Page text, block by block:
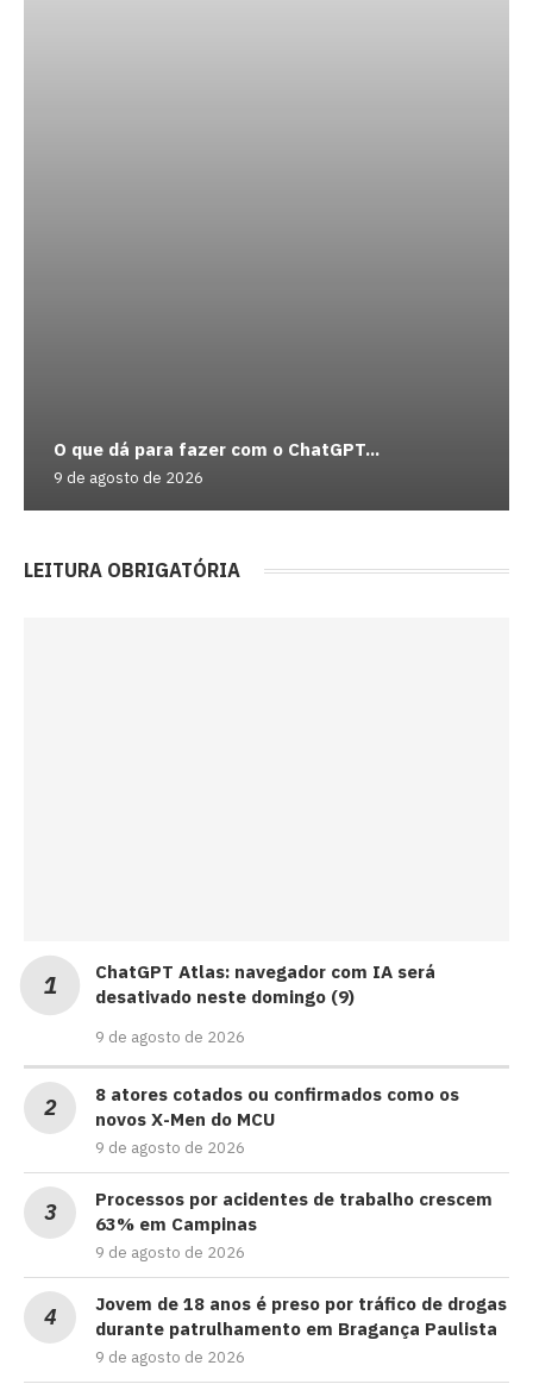
O que dá para fazer com o ChatGPT...
9 de agosto de 2026
LEITURA OBRIGATÓRIA
ChatGPT Atlas: navegador com IA será
desativado neste domingo (9)
9 de agosto de 2026
8 atores cotados ou confirmados como os
novos X-Men do MCU
9 de agosto de 2026
Processos por acidentes de trabalho crescem
63% em Campinas
9 de agosto de 2026
Jovem de 18 anos é preso por tráfico de drogas
durante patrulhamento em Bragança Paulista
9 de agosto de 2026